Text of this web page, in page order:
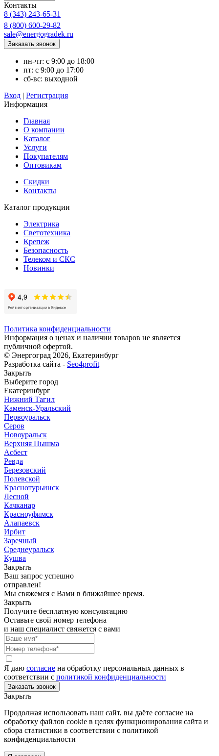
Контакты
8 (343) 243-65-31
8 (800) 600-29-82
sale@energogradek.ru
пн-чт: с 9:00 до 18:00
пт: с 9:00 до 17:00
сб-вс: выходной
Вход | Регистрация
Информация
Главная
О компании
Каталог
Услуги
Покупателям
Оптовикам
Скидки
Контакты
Каталог продукции
Электрика
Светотехника
Крепеж
Безопасность
Телеком и СКС
Новинки
Политика конфиденциальности
Информация о ценах и наличии товаров не является
публичной офертой.
© Энергоград 2026, Екатеринбург
Разработка сайта - Seo4profit
Закрыть
Выберите город
Екатеринбург
Нижний Тагил
Каменск-Уральский
Первоуральск
Серов
Новоуральск
Верхняя Пышма
Асбест
Ревда
Березовский
Полевской
Краснотурьинск
Лесной
Качканар
Красноуфимск
Алапаевск
Ирбит
Заречный
Среднеуральск
Кушва
Закрыть
Ваш запрос успешно
отправлен!
Мы свяжемся с Вами в ближайшее время.
Закрыть
Получите бесплатную консультацию
Оставьте свой номер телефона
и наш специалист свяжется с вами
Я даю согласие на обработку персональных данных в
соответствии с политикой конфиденциальности
Закрыть
Продолжая использовать наш сайт, вы даёте согласие на
обработку файлов cookie в целях функционирования сайта и
сбора статистики в соответствии с политикой
конфиденциальности